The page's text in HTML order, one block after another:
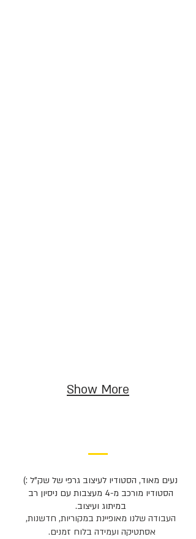
Show More
נעים מאוד, הסטודיו לעיצוב גרפי של שק"ל :)
הסטודיו מורכב מ-4 מעצבות עם ניסיון רב
במיתוג ועיצוב.
העבודה שלנו מאופיינת במקוריות, חדשנות,
אסתטיקה ועמידה בלוח זמנים.